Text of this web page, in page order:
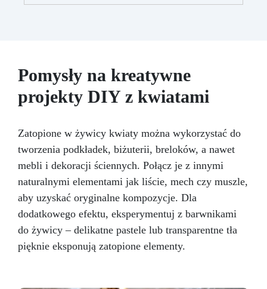
żółknięcie dzięki filtrom UV i wysokiej jakości
długotrwałego kontaktu ze skórą.
Pomysły na kreatywne
projekty DIY z kwiatami
Zatopione w żywicy kwiaty można wykorzystać do
tworzenia podkładek, biżuterii, breloków, a nawet
mebli i dekoracji ściennych. Połącz je z innymi
naturalnymi elementami jak liście, mech czy muszle,
aby uzyskać oryginalne kompozycje. Dla
dodatkowego efektu, eksperymentuj z barwnikami
do żywicy – delikatne pastele lub transparentne tła
pięknie eksponują zatopione elementy.